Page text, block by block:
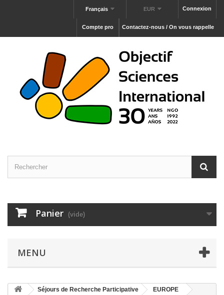
Connexion
EUR
Français
Contactez-nous / On vous rappelle
Compte pro
Panier (vide)
MENU
Séjours de Recherche Participative
EUROPE